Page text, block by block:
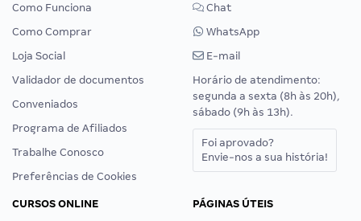
Como Funciona
Como Comprar
Loja Social
Validador de documentos
Conveniados
Programa de Afiliados
Trabalhe Conosco
Preferências de Cookies
Chat
WhatsApp
E-mail
Horário de atendimento:
segunda a sexta (8h às 20h),
sábado (9h às 13h).
Foi aprovado?
Envie-nos a sua história!
CURSOS ONLINE
PÁGINAS ÚTEIS